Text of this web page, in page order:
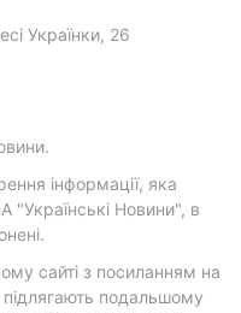
Українки, 26
інформації, яка
"Українські Новини", в
сайті з посиланням на
підлягають подальшому